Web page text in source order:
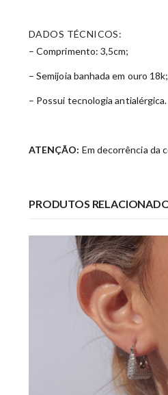
DADOS TÉCNICOS:
– Comprimento: 3,5cm;
– Semijoia banhada em ouro 18k;
– Possui tecnologia antialérgica.
ATENÇÃO: Em decorrência da
PRODUTOS